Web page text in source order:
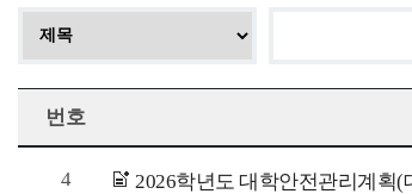
번호
4 2026학년도 대학안전관리계획(